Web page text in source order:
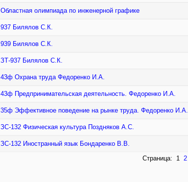
Областная олимпиада по инженерной графике
937 Билялов С.К.
939 Билялов С.К.
ЗТ-937 Билялов С.К.
43ф Охрана труда Федоренко И.А.
43ф Предпринимательская деятельность. Федоренко И.А.
35ф Эффективное поведение на рынке труда. Федоренко И.А.
ЗС-132 Физическая культура Поздняков А.С.
ЗС-132 Иностранный язык Бондаренко В.В.
Страница: 1 2